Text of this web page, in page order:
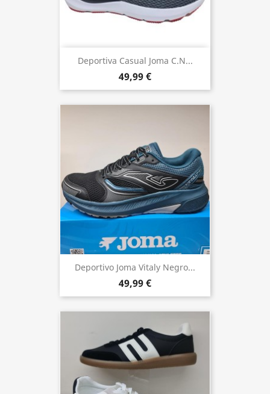
Deportiva Casual Joma C.N...
49,99 €
Deportivo Joma Vitaly Negro...
49,99 €